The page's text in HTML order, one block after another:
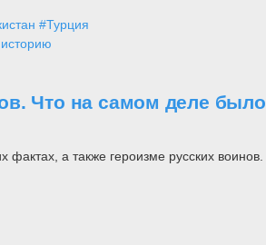
#Турция
Что на самом деле было
а также героизме русских воинов.